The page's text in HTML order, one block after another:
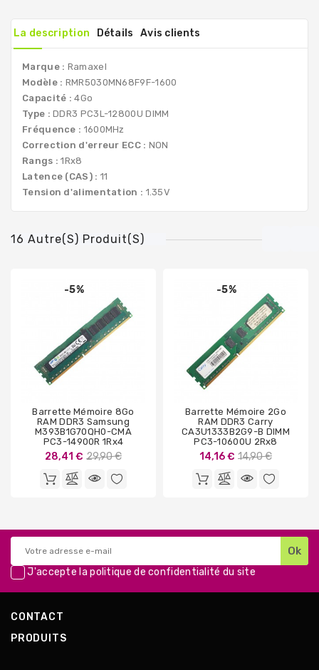
La description Détails Avis clients
Marque : Ramaxel
Modèle : RMR5030MN68F9F-1600
Capacité :4Go
Type :DDR3 PC3L-12800U DIMM
Fréquence : 1600MHz
Correction d'erreur ECC : NON
Rangs :1Rx8
Latence (CAS) : 11
Tension d'alimentation : 1.35V
16 Autre(s) Produit(s)
-5%
Barrette Mémoire 8Go
RAM DDR3 Samsung
M393B1G70QH0-CMA
PC3-14900R 1Rx4
28,41 € Prix
base
29,90 €
-5%
Barrette Mémoire 2Go
RAM DDR3 Carry
CA3U1333B2G9-B DIMM
PC3-10600U 2Rx8
14,16 € Prix
base
14,90 €
J'accepte lapolitique de confidentialité du site
CONTACT
PRODUITS